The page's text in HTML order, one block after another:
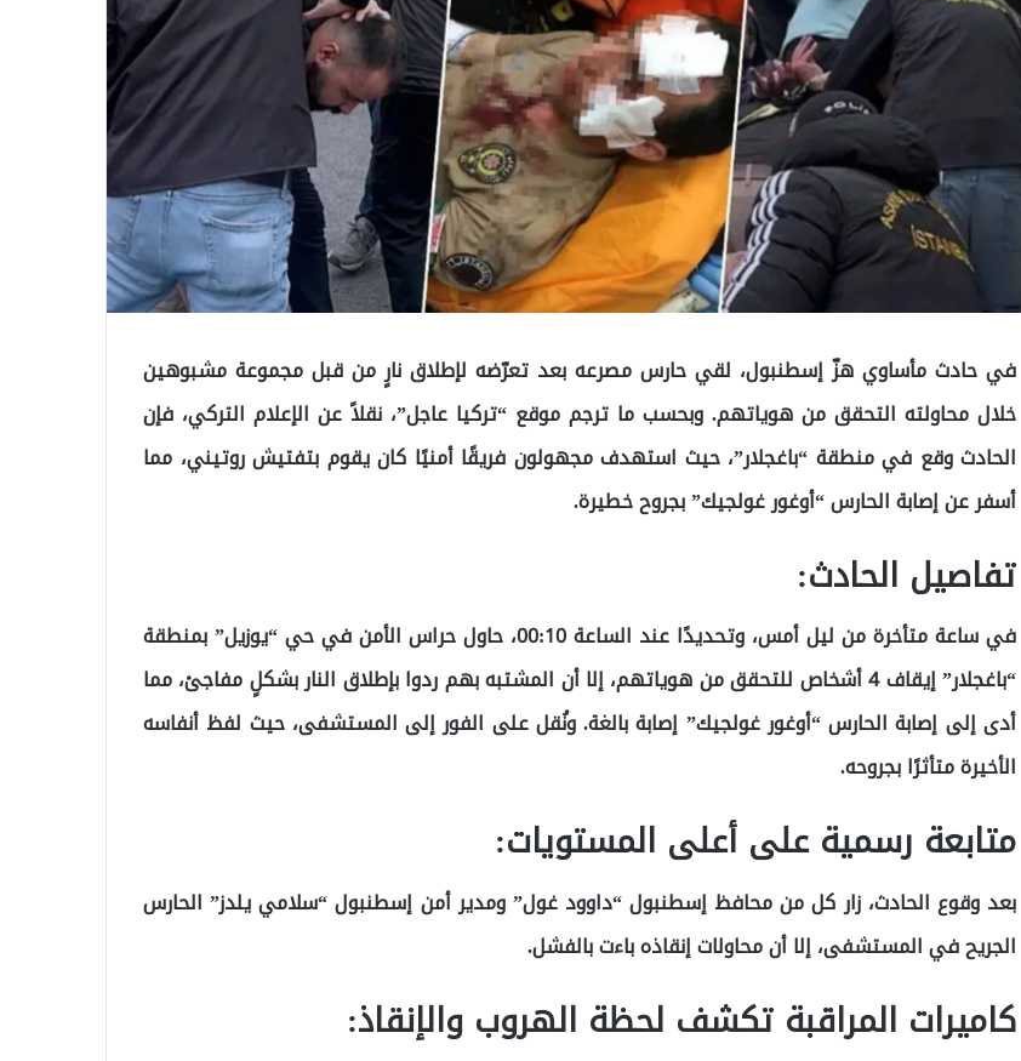
في حادث مأساوي هزّ إسطنبول، لقي حارس مصرعه بعد تعرّضه لإطلاق نارٍ من قبل مجموعة مشبوهين
خلال محاولته التحقق من هوياتهم. وبحسب ما ترجم موقع “تركيا عاجل”، نقلاً عن الإعلام التركي، فإن
الحادث وقع في منطقة “باغجلار”، حيث استهدف مجهولون فريقًا أمنيًا كان يقوم بتفتيش روتيني، مما
أسفر عن إصابة الحارس “أوغور غولجيك” بجروح خطيرة.
تفاصيل الحادث:
في ساعة متأخرة من ليل أمس، وتحديدًا عند الساعة 00:10، حاول حراس الأمن في حي “يوزيل” بمنطقة
“باغجلار” إيقاف 4 أشخاص للتحقق من هوياتهم، إلا أن المشتبه بهم ردوا بإطلاق النار بشكلٍ مفاجئ، مما
أدى إلى إصابة الحارس “أوغور غولجيك” إصابة بالغة. ونُقل على الفور إلى المستشفى، حيث لفظ أنفاسه
الأخيرة متأثرًا بجروحه.
متابعة رسمية على أعلى المستويات:
بعد وقوع الحادث، زار كل من محافظ إسطنبول “داوود غول” ومدير أمن إسطنبول “سلامي يلدز” الحارس
الجريح في المستشفى، إلا أن محاولات إنقاذه باءت بالفشل.
كاميرات المراقبة تكشف لحظة الهروب والإنقاذ: